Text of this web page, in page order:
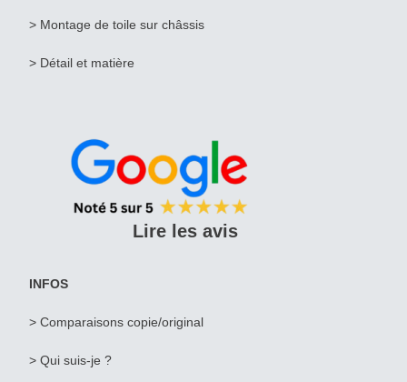
> Montage de toile sur châssis
> Détail et matière
Lire les avis
INFOS
> Comparaisons copie/original
> Qui suis-je ?